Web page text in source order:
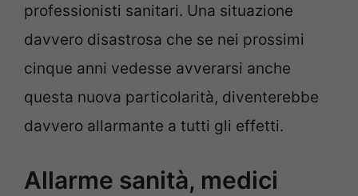
professionisti sanitari. Una situazione
davvero disastrosa che se nei prossimi
cinque anni vedesse avverarsi anche
questa nuova particolarità, diventerebbe
davvero allarmante a tutti gli effetti.
Allarme sanità, medici